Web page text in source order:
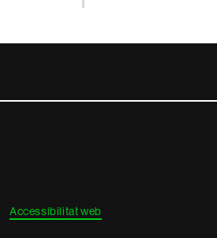
Accessibilitat web